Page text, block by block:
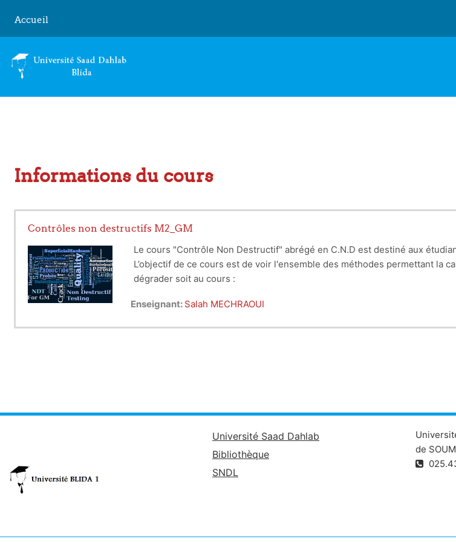
Accueil
Informations du cours
Contrôles non destructifs M2_GM
Le cours "Contrôle Non Destructif" abrégé en C.N.D est destiné aux
L’objectif de ce cours est de voir l'ensemble des méthodes permettant la
dégrader soit au cours :
d'exploitation,
Enseignant: Salah MECHRAOUI
Université Saad Dahlab
Bibliothèque
SNDL
de